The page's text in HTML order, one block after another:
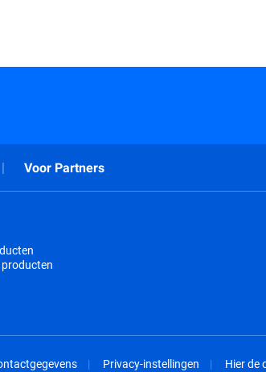
Voor Partners
Privacy-instellingen Hier de